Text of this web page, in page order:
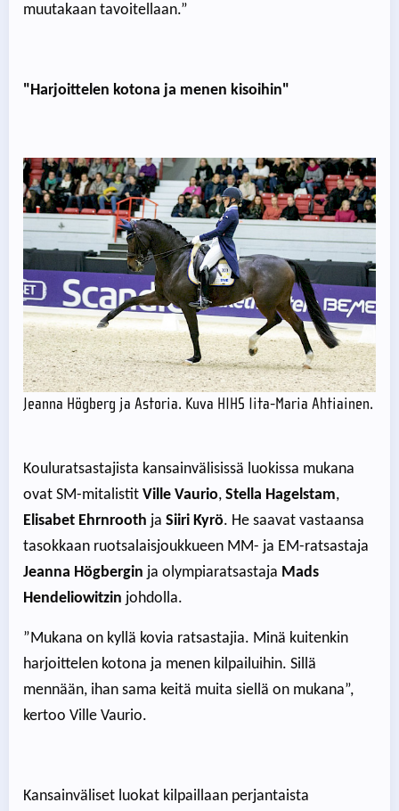
muutakaan tavoitellaan.”
"Harjoittelen kotona ja menen kisoihin"
Jeanna Högberg ja Astoria. Kuva HIHS Iita-Maria Ahtiainen.
Kouluratsastajista kansainvälisissä luokissa mukana
ovat SM-mitalistit Ville Vaurio, Stella Hagelstam,
Elisabet Ehrnrooth ja Siiri Kyrö. He saavat vastaansa
tasokkaan ruotsalaisjoukkueen MM- ja EM-ratsastaja
Jeanna Högbergin ja olympiaratsastaja Mads
Hendeliowitzin johdolla.
”Mukana on kyllä kovia ratsastajia. Minä kuitenkin
harjoittelen kotona ja menen kilpailuihin. Sillä
mennään, ihan sama keitä muita siellä on mukana”,
kertoo Ville Vaurio.
Kansainväliset luokat kilpaillaan perjantaista